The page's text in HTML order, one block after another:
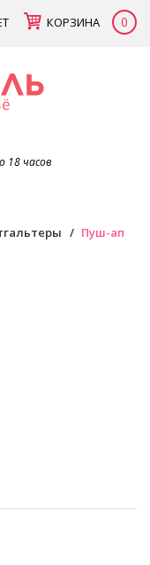
КОРЗИНА 0
18 часов
Пуш-ап